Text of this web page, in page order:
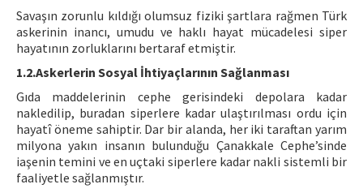
Savaşın zorunlu kıldığı olumsuz fiziki şartlara rağmen Türk
askerinin inancı, umudu ve haklı hayat mücadelesi siper
hayatının zorluklarını bertaraf etmiştir.
1.2.Askerlerin Sosyal İhtiyaçlarının Sağlanması
Gıda maddelerinin cephe gerisindeki depolara kadar
nakledilip, buradan siperlere kadar ulaştırılması ordu için
hayatî öneme sahiptir. Dar bir alanda, her iki taraftan yarım
milyona yakın insanın bulunduğu Çanakkale Cephe’sinde
iaşenin temini ve en uçtaki siperlere kadar nakli sistemli bir
faaliyetle sağlanmıştır.